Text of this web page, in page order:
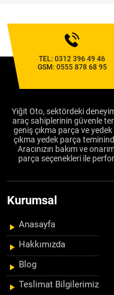
TEL:0312 396 49 46
GSM: 0555 878 68 95
Yiğit Oto, sektördeki
araç sahiplerinin güvenle
geniş çıkma parça ve
çıkma yedek parça
Aracınızın bakım ve
parça seçenekleri ile
Kurumsal
Anasayfa
Hakkımızda
Blog
Teslimat Bilgilerimiz